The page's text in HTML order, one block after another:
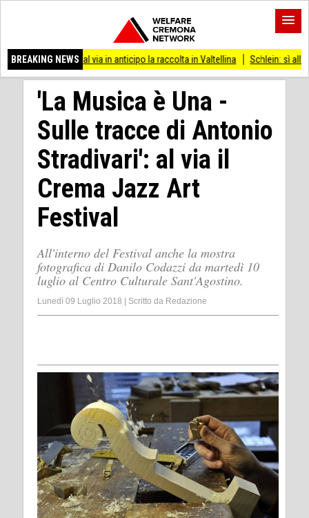
BREAKING NEWS
al via in anticipo la raccolta in Valtellina Schlein: sì all’appello per Nobel
'La Musica è Una -
Sulle tracce di Antonio
Stradivari': al via il
Crema Jazz Art
Festival
All'interno del Festival anche la mostra
fotografica di Danilo Codazzi da martedì 10
luglio al Centro Culturale Sant'Agostino.
Lunedì 09 Luglio 2018 Scritto da Redazione